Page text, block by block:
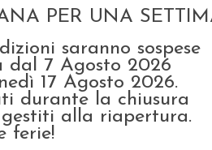
PER UNA
saranno sospese
dal 7 Agosto 2026
17 Agosto 2026.
durante la chiusura
alla riapertura.
ferie!